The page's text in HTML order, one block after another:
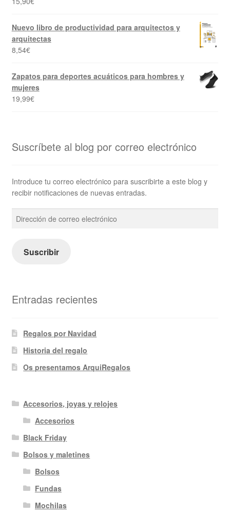
Nuevo libro de productividad para arquitectos y
arquitectas
8,54€
Zapatos para deportes acuáticos para hombres y
mujeres
19,99€
Suscríbete al blog por correo electrónico
Introduce tu correo electrónico para suscribirte a este blog y
recibir notificaciones de nuevas entradas.
Dirección
de
electrónico
Suscribir
Entradas recientes
Regalos por Navidad
Historia del regalo
Os presentamos ArquiRegalos
Accesorios, joyas y relojes
Accesorios
Black Friday
Bolsos y maletines
Bolsos
Fundas
Mochilas